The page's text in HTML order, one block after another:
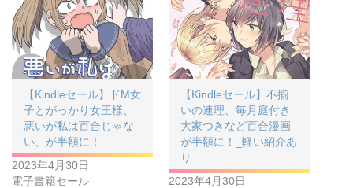
【Kindleセール】ドM女
子とがっかり女王様、
悪いが私は百合じゃな
い、が半額に！
2023年4月30日
電子書籍セール
【Kindleセール】不揃
いの連理、毎月庭付き
大家つきなど百合漫画
が半額に！_軽い紹介あ
り
2023年4月30日